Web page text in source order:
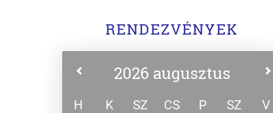
RENDEZVÉNYEK
2026 augusztus
H K SZ CS P SZ V